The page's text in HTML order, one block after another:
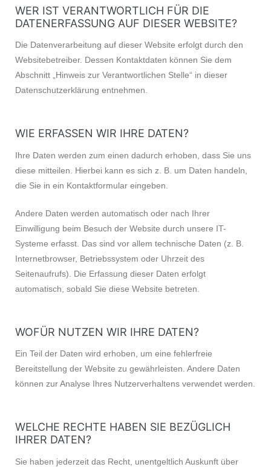
WER IST VERANTWORTLICH FÜR DIE
DATENERFASSUNG AUF DIESER WEBSITE?
Die Datenverarbeitung auf dieser Website erfolgt durch den
Websitebetreiber. Dessen Kontaktdaten können Sie dem
Abschnitt „Hinweis zur Verantwortlichen Stelle“ in dieser
Datenschutzerklärung entnehmen.
WIE ERFASSEN WIR IHRE DATEN?
Ihre Daten werden zum einen dadurch erhoben, dass Sie uns
diese mitteilen. Hierbei kann es sich z. B. um Daten handeln,
die Sie in ein Kontaktformular eingeben.
Andere Daten werden automatisch oder nach Ihrer
Einwilligung beim Besuch der Website durch unsere IT-
Systeme erfasst. Das sind vor allem technische Daten (z. B.
Internetbrowser, Betriebssystem oder Uhrzeit des
Seitenaufrufs). Die Erfassung dieser Daten erfolgt
automatisch, sobald Sie diese Website betreten.
WOFÜR NUTZEN WIR IHRE DATEN?
Ein Teil der Daten wird erhoben, um eine fehlerfreie
Bereitstellung der Website zu gewährleisten. Andere Daten
können zur Analyse Ihres Nutzerverhaltens verwendet werden.
WELCHE RECHTE HABEN SIE BEZÜGLICH
IHRER DATEN?
Sie haben jederzeit das Recht, unentgeltlich Auskunft über